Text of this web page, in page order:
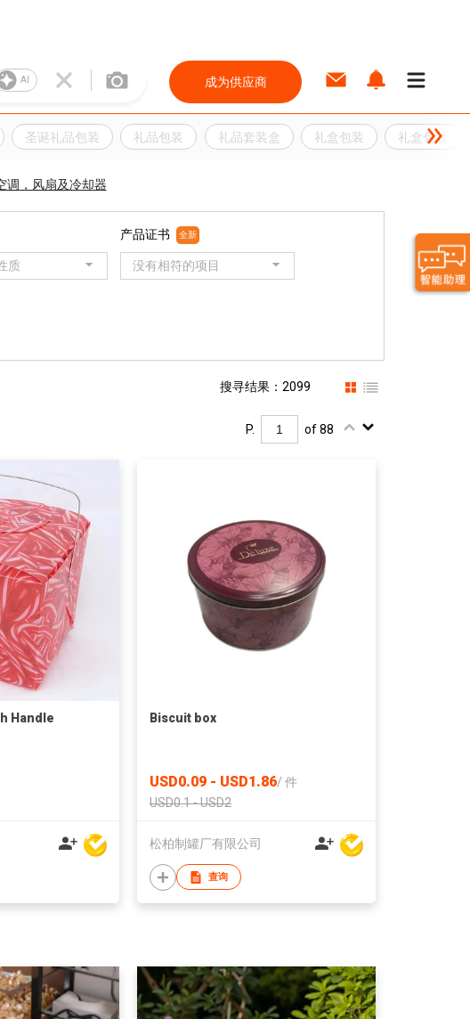
AI 成为供应商
圣诞礼品包装 礼品包装 礼品套装盒 礼盒包装 礼盒包装
调，风扇及冷却器
质
产品证书 全新
没有相符的项目
搜寻结果：2099
P. of 88
Handle Biscuit box
USD0.09 - USD1.86/ 件
USD0.1 - USD2
松柏制罐厂有限公司
查询